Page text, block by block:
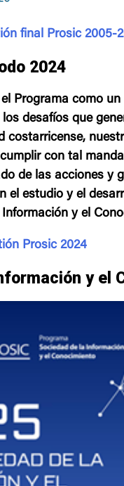
final Prosic 2005-
2024
Programa como
desafíos que
costarricense,
con tal
de las acciones y
el estudio y el
y el
Prosic 2024
y el